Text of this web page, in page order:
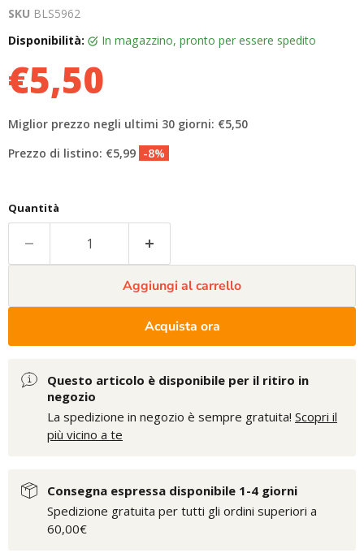
SKU BLS5962
Disponibilità:
in magazzino, pronto per essere spedito
€5,50
Miglior prezzo negli ultimi 30 giorni: €5,50
Prezzo di listino: €5,99 -8%
Quantità
Aggiungi al carrello
Acquista ora
Questo articolo è disponibile per il ritiro in
negozio
La spedizione in negozio è sempre gratuita! Scopri il
più vicino a te
Consegna espressa disponibile 1-4 giorni
Spedizione gratuita per tutti gli ordini superiori a
60,00€